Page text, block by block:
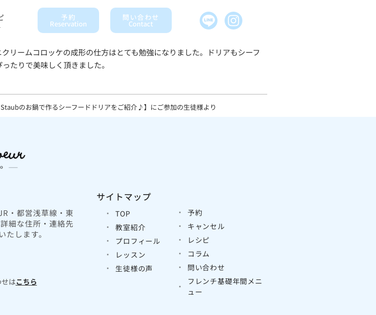
予約
Reservation
問い合わせ
Contact
リームコロッケの成形の仕方はとても勉強になりました。ドリアもシーフ
たりで美味しく頂きました。
のお鍋で作るシーフードドリアをご紹介♪】にご参加の生徒様より
・都営浅草線・東
細な住所・連絡先
たします。
はこちら
サイトマップ
TOP
教室紹介
プロフィール
レッスン
生徒様の声
予約
キャンセル
レシピ
コラム
問い合わせ
フレンチ基礎年間メニ
ュー